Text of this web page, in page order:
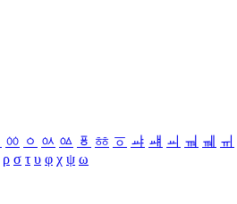
ㆀ ㆁ ㆂ ㆃ ㆄ ㆅ ㆆ ㆇ ㆈ ㆉ ㆊ ㆋ ㆌ
ρ σ τ υ φ χ ψ ω